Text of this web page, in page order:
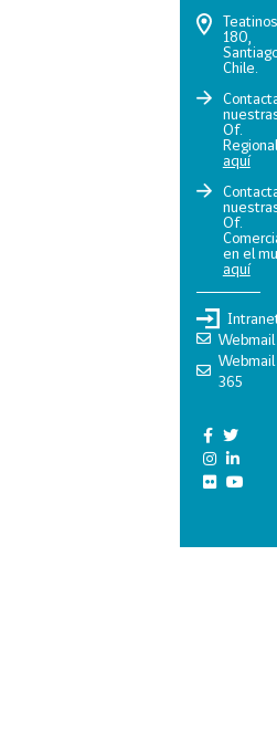
Teatinos
180,
Chile.
Of.
aquí
Of.
en el
aquí
Webmail
Webmail
365